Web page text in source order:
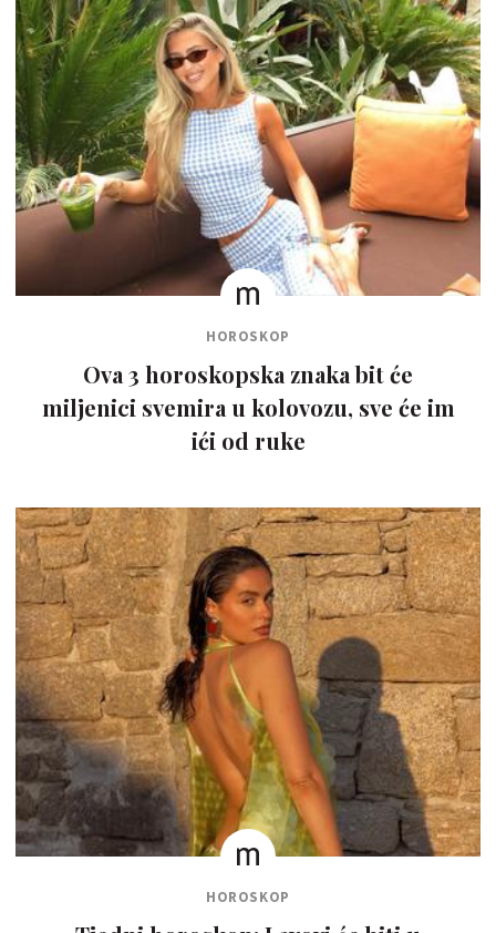
HOROSKOP
Ova 3 horoskopska znaka bit će
miljenici svemira u kolovozu, sve će im
ići od ruke
HOROSKOP